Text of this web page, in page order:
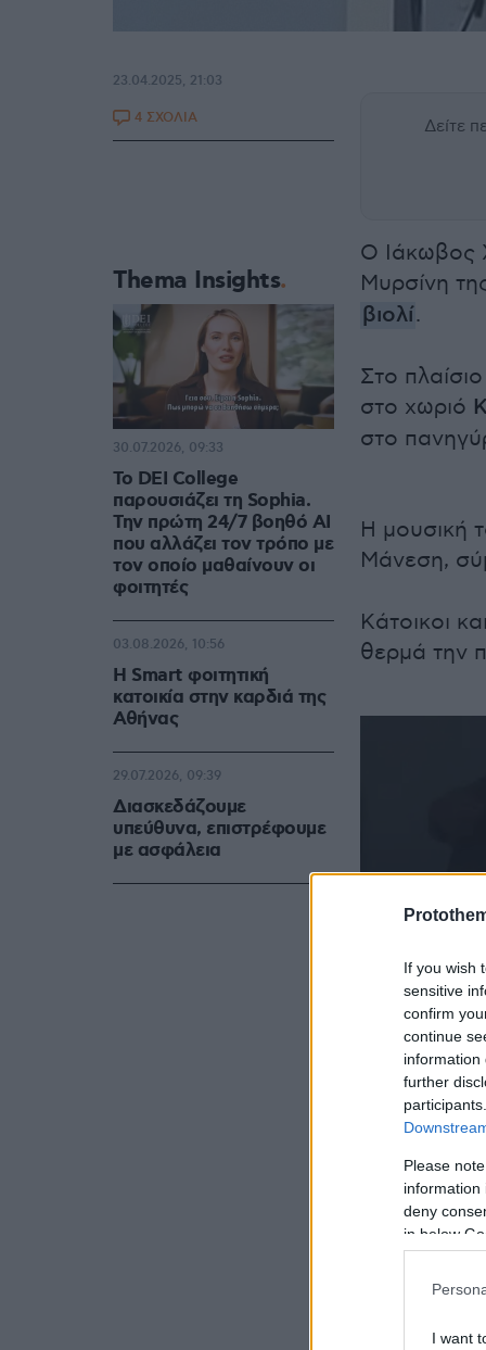
If you wish
sensitive
confirm
continue
information
further
Please
information
deny
in below
I want
Δείτε
Ο Ιάκωβος
Μυρσίνη
βιολί.
Στο
στο χωριό
στο
Η μουσική
Μάνεση,
Kάτοικοι
θερμά την
Ειδήσεις
Βίντεο
του την
23.04.2025, 21:03
4 ΣΧΟΛΙΑ
Thema Insights
Το DEI College
παρουσιάζει τη Sophia.
Την πρώτη 24/7 βοηθό AI
που αλλάζει τον τρόπο με
τον οποίο μαθαίνουν οι
φοιτητές
30.07.2026, 09:33
Η Smart φοιτητική
κατοικία στην καρδιά της
Αθήνας
03.08.2026, 10:56
Διασκεδάζουμε
υπεύθυνα, επιστρέφουμε
με ασφάλεια
29.07.2026, 09:39